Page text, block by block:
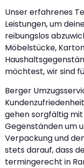
Unser erfahrenes
Leistungen, um
reibungslos
Möbelstücke,
möchtest, wir sind
Berger
gehen sorgfältig
Gegenständen um
Verpackung und
stets darauf, dass
termingerecht in